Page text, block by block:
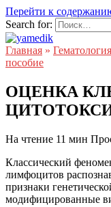
Перейти к
Search for:
Главная » Гематология
пособие
ОЦЕНКА
На чтение 11 мин
Классический
лимфоцитов
признаки
модифицированные